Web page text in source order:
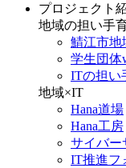
プロジェクト
地域の担い手
鯖江市地
学生団体
ITの担い
地域×IT
Hana道場
Hana工房
サイバー
IT推進フ